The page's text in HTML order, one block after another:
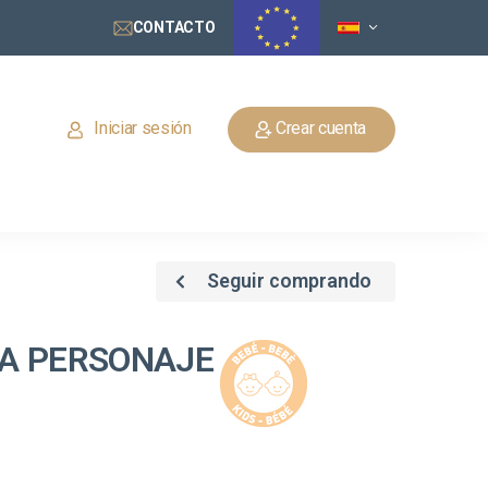
CONTACTO
Iniciar sesión Crear cuenta
Seguir comprando
PERSONAJE